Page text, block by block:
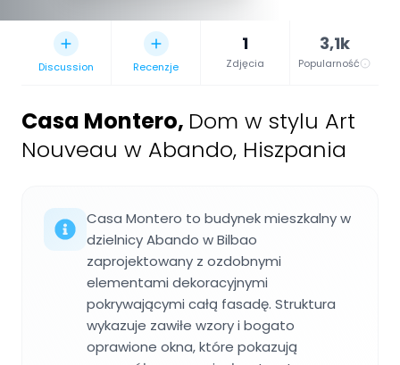
Discussion Recenzje
1
Zdjęcia
3,1k
Popularność
Casa Montero, Dom w stylu Art
Nouveau w Abando, Hiszpania
Casa Montero to budynek mieszkalny w
dzielnicy Abando w Bilbao
zaprojektowany z ozdobnymi
elementami dekoracyjnymi
pokrywającymi całą fasadę. Struktura
wykazuje zawiłe wzory i bogato
oprawione okna, które pokazują